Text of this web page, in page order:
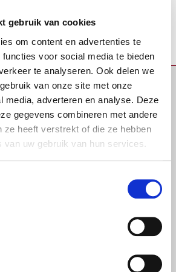
gebruik van cookies
om content en advertenties te
voor social media te bieden
te analyseren. Ook delen we
van onze site met onze
media, adverteren en analyse. Deze
gegevens combineren met andere
ze heeft verstrekt of die ze hebben
van uw gebruik van hun services.
HOOGTE VAN
5S-NIEUWS
en optimale